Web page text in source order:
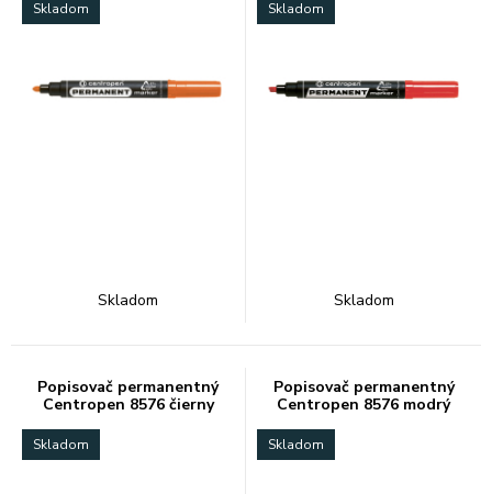
Skladom
Skladom
Skladom
Skladom
Popisovač permanentný
Centropen 8576 čierny
Skladom
Popisovač permanentný
Centropen 8576 modrý
Skladom